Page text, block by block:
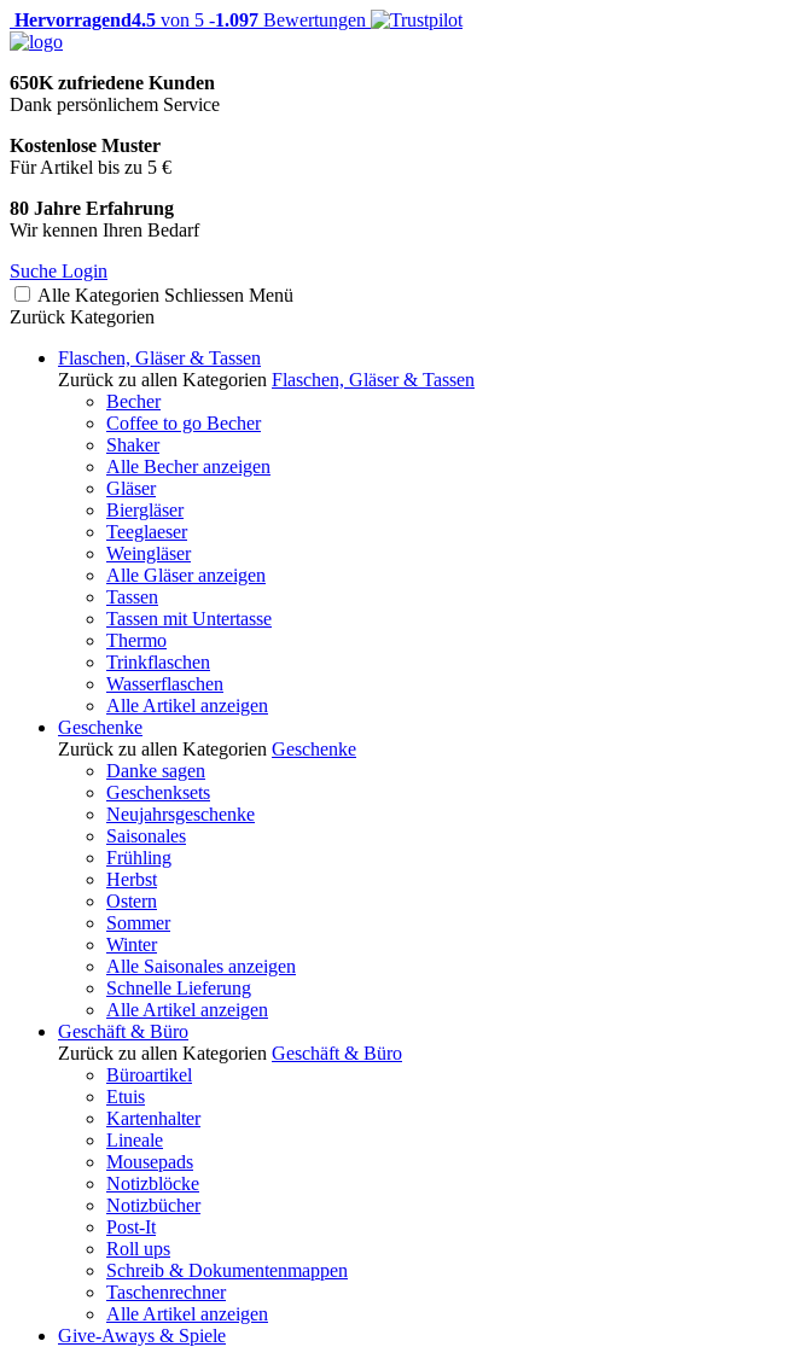
Hervorragend4.5 von 5 -1.097 Bewertungen
650K zufriedene Kunden
Dank persönlichem Service
Kostenlose Muster
Für Artikel bis zu 5 €
80 Jahre Erfahrung
Wir kennen Ihren Bedarf
Suche Login
Alle Kategorien Schliessen Menü
Zurück Kategorien
Flaschen, Gläser & Tassen
Zurück zu allen Kategorien Flaschen, Gläser & Tassen
Becher
Coffee to go Becher
Shaker
Alle Becher anzeigen
Gläser
Biergläser
Teeglaeser
Weingläser
Alle Gläser anzeigen
Tassen
Tassen mit Untertasse
Thermo
Trinkflaschen
Wasserflaschen
Alle Artikel anzeigen
Geschenke
Zurück zu allen Kategorien Geschenke
Danke sagen
Geschenksets
Neujahrsgeschenke
Saisonales
Frühling
Herbst
Ostern
Sommer
Winter
Alle Saisonales anzeigen
Schnelle Lieferung
Alle Artikel anzeigen
Geschäft & Büro
Zurück zu allen Kategorien Geschäft & Büro
Büroartikel
Etuis
Kartenhalter
Lineale
Mousepads
Notizblöcke
Notizbücher
Post-It
Roll ups
Schreib & Dokumentenmappen
Taschenrechner
Alle Artikel anzeigen
Give-Aways & Spiele